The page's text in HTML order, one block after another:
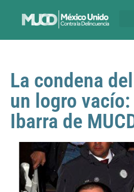
La condena
un logro
Ibarra de